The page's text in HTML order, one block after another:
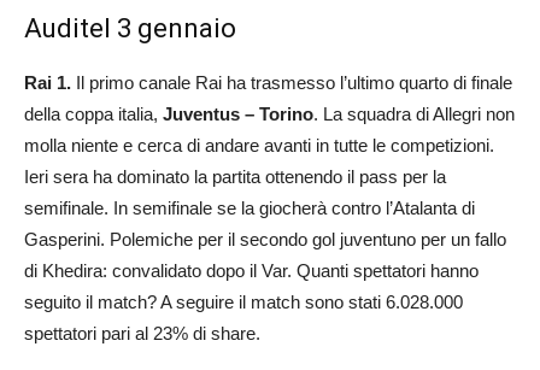
Auditel 3 gennaio
Rai 1. Il primo canale Rai ha trasmesso l’ultimo quarto di finale
della coppa italia, Juventus – Torino. La squadra di Allegri non
molla niente e cerca di andare avanti in tutte le competizioni.
Ieri sera ha dominato la partita ottenendo il pass per la
semifinale. In semifinale se la giocherà contro l’Atalanta di
Gasperini. Polemiche per il secondo gol juventuno per un fallo
di Khedira: convalidato dopo il Var. Quanti spettatori hanno
seguito il match? A seguire il match sono stati 6.028.000
spettatori pari al 23% di share.